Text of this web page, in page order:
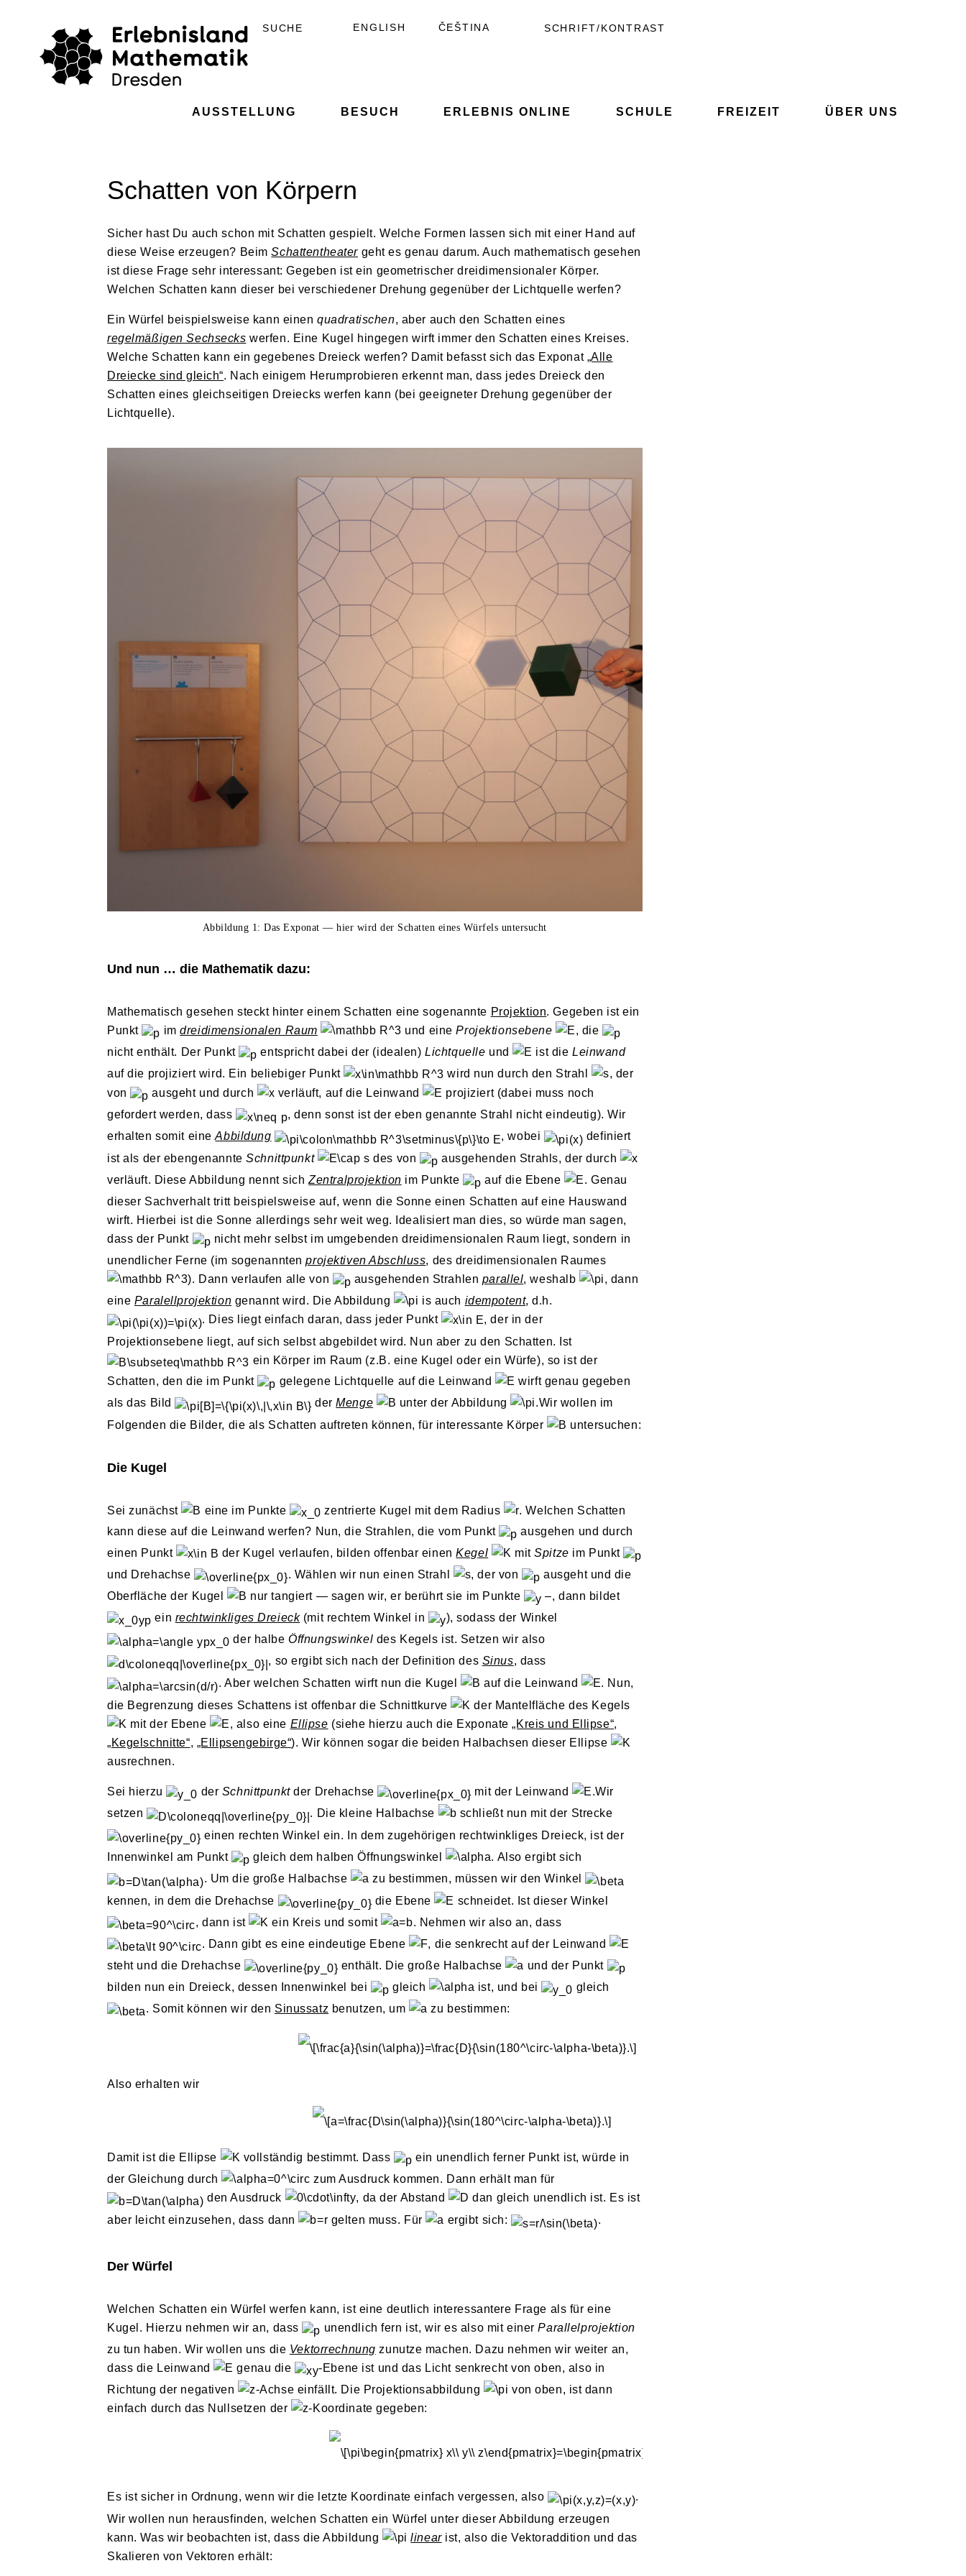
SUCHE ENGLISH ČEŠTINA SCHRIFT/KONTRAST
AUSSTELLUNG BESUCH ERLEBNIS ONLINE SCHULE FREIZEIT ÜBER UNS
Schatten von Körpern
Sicher hast Du auch schon mit Schatten gespielt. Welche Formen lassen sich mit einer Hand auf
diese Weise erzeugen? BeimSchattentheatergeht es genau darum. Auch mathematisch gesehen
ist diese Frage sehr interessant: Gegeben ist ein geometrischer dreidimensionaler Körper.
Welchen Schatten kann dieser bei verschiedener Drehung gegenüber der Lichtquelle werfen?
Ein Würfel beispielsweise kann einenquadratischen, aber auch den Schatten eines
regelmäßigen Sechsecks werfen. Eine Kugel hingegen wirft immer den Schatten eines Kreises.
Welche Schatten kann ein gegebenes Dreieck werfen? Damit befasst sich das Exponat „Alle
Dreiecke sind gleich“. Nach einigem Herumprobieren erkennt man, dass jedes Dreieck den
Schatten eines gleichseitigen Dreiecks werfen kann (bei geeigneter Drehung gegenüber der
Lichtquelle).
Abbildung 1: Das Exponat — hier wird der Schatten eines Würfels untersucht
Und nun … die Mathematik dazu:
Mathematisch gesehen steckt hinter einem Schatten eine sogenannte Projektion. Gegeben ist ein
Punkt
imdreidimensionalen Raum und eineProjektionsebene
, die
nicht enthält. Der Punkt
entspricht dabei der (idealen)Lichtquelle und ist die Leinwand
auf die projiziert wird. Ein beliebiger Punkt
wird nun durch den Strahl
, der
von
ausgeht und durch verläuft, auf die Leinwand
projiziert (dabei muss noch
gefordert werden, dass
, denn sonst ist der eben genannte Strahl nicht eindeutig). Wir
erhalten somit eineAbbildung , wobei
definiert
ist als der ebengenannteSchnittpunkt des von
ausgehenden Strahls, der durch
verläuft. Diese Abbildung nennt sichZentralprojektion im Punkte auf die Ebene
. Genau
dieser Sachverhalt tritt beispielsweise auf, wenn die Sonne einen Schatten auf eine Hauswand
wirft. Hierbei ist die Sonne allerdings sehr weit weg. Idealisiert man dies, so würde man sagen,
dass der Punkt
nicht mehr selbst im umgebenden dreidimensionalen Raum liegt, sondern in
unendlicher Ferne (im sogenanntenprojektiven Abschluss, des dreidimensionalen Raumes
). Dann verlaufen alle von
ausgehenden Strahlen parallel, weshalb
, dann
eine Paralellprojektion genannt wird. Die Abbildung is auch idempotent, d.h.
. Dies liegt einfach daran, dass jeder Punkt
, der in der
Projektionsebene liegt, auf sich selbst abgebildet wird. Nun aber zu den Schatten. Ist
ein Körper im Raum (z.B. eine Kugel oder ein Würfe), so ist der
Schatten, den die im Punkt
gelegene Lichtquelle auf die Leinwand
wirft genau gegeben
als das Bild
derMenge unter der Abbildung
.Wir wollen im
Folgenden die Bilder, die als Schatten auftreten können, für interessante Körper
untersuchen:
Die Kugel
Sei zunächst eine im Punkte zentrierte Kugel mit dem Radius
. Welchen Schatten
kann diese auf die Leinwand werfen? Nun, die Strahlen, die vom Punkt
ausgehen und durch
einen Punkt
der Kugel verlaufen, bilden offenbar einenKegel mitSpitze im Punkt
und Drehachse
. Wählen wir nun einen Strahl , der von
ausgeht und die
Oberfläche der Kugel
nur tangiert — sagen wir, er berührt sie im Punkte
–, dann bildet
ein rechtwinkliges Dreieck(mit rechtem Winkel in
), sodass der Winkel
der halbeÖffnungswinkel des Kegels ist. Setzen wir also
, so ergibt sich nach der Definition des Sinus, dass
. Aber welchen Schatten wirft nun die Kugel
auf die Leinwand
. Nun,
die Begrenzung dieses Schattens ist offenbar die Schnittkurve
der Mantelfläche des Kegels
mit der Ebene
, also eine Ellipse (siehe hierzu auch die Exponate„Kreis und Ellipse“,
„Kegelschnitte“, „Ellipsengebirge“). Wir können sogar die beiden Halbachsen dieser Ellipse
ausrechnen.
Sei hierzu der Schnittpunktder Drehachse mit der Leinwand
.Wir
setzen
. Die kleine Halbachse
schließt nun mit der Strecke
einen rechten Winkel ein. In dem zugehörigen rechtwinkliges Dreieck, ist der
Innenwinkel am Punkt
gleich dem halben Öffnungswinkel
. Also ergibt sich
. Um die große Halbachse
zu bestimmen, müssen wir den Winkel
kennen, in dem die Drehachse
die Ebene
schneidet. Ist dieser Winkel
, dann ist
ein Kreis und somit
. Nehmen wir also an, dass
. Dann gibt es eine eindeutige Ebene
, die senkrecht auf der Leinwand
steht und die Drehachse
enthält. Die große Halbachse
und der Punkt
bilden nun ein Dreieck, dessen Innenwinkel bei
gleich ist, und bei
gleich
. Somit können wir den Sinussatz benutzen, um zu bestimmen:
Also erhalten wir
Damit ist die Ellipse vollständig bestimmt. Dass
ein unendlich ferner Punkt ist, würde in
der Gleichung durch
zum Ausdruck kommen. Dann erhält man für
den Ausdruck
, da der Abstand
dan gleich unendlich ist. Es ist
aber leicht einzusehen, dass dann
gelten muss. Für ergibt sich: .
Der Würfel
Welchen Schatten ein Würfel werfen kann, ist eine deutlich interessantere Frage als für eine
Kugel. Hierzu nehmen wir an, dass
unendlich fern ist, wir es also mit einerParallelprojektion
zu tun haben. Wir wollen uns die Vektorrechnung zunutze machen. Dazu nehmen wir weiter an,
dass die Leinwand
genau die
-Ebene ist und das Licht senkrecht von oben, also in
Richtung der negativen
-Achse einfällt. Die Projektionsabbildung
von oben, ist dann
einfach durch das Nullsetzen der
-Koordinate gegeben:
Es ist sicher in Ordnung, wenn wir die letzte Koordinate einfach vergessen, also
.
Wir wollen nun herausfinden, welchen Schatten ein Würfel unter dieser Abbildung erzeugen
kann. Was wir beobachten ist, dass die Abbildung
linearist, also die Vektoraddition und das
Skalieren von Vektoren erhält: